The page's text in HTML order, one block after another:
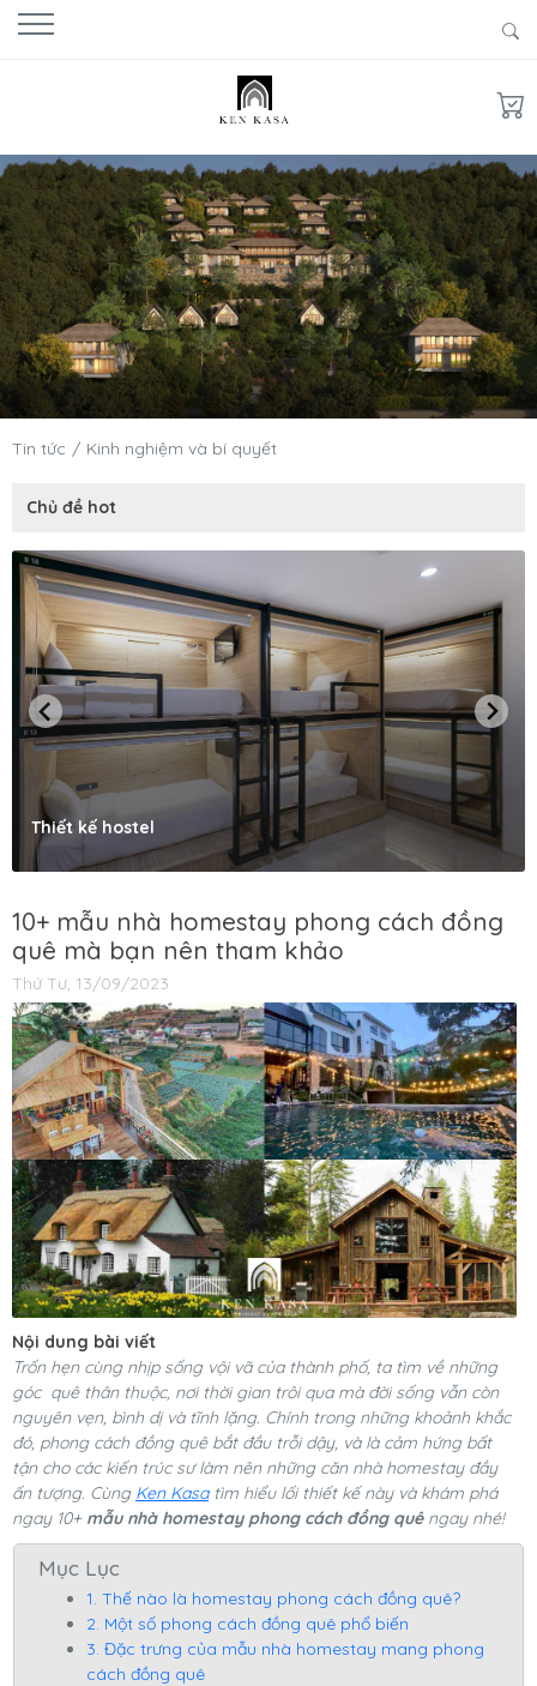
Tin tức Kinh nghiệm và bí quyết
Chủ đề hot
Thiết kế hostel
10+ mẫu nhà homestay phong cách đồng
quê mà bạn nên tham khảo
Thứ Tư, 13/09/2023
Nội dung bài viết
Trốn hẹn cùng nhịp sống vội vã của thành phố, ta tìm về những
góc quê thân thuộc, nơi thời gian trôi qua mà đời sống vẫn còn
nguyên vẹn, bình dị và tĩnh lặng. Chính trong những khoảnh khắc
đó, phong cách đồng quê bắt đầu trỗi dậy, và là cảm hứng bất
tận cho các kiến trúc sư làm nên những căn nhà homestay đầy
ấn tượng. Cùng Ken Kasatìm hiểu lối thiết kế này và khám phá
ngay 10+ mẫu nhà homestay phong cách đồng quê ngay nhé!
Mục Lục
1. Thế nào là homestay phong cách đồng quê?
2. Một số phong cách đồng quê phổ biến
3. Đặc trưng của mẫu nhà homestay mang phong
cách đồng quê